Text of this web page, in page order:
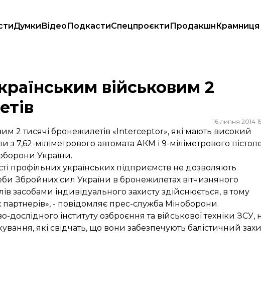
ДумкиВідеоПодкастиСпецпроєктиПродакшнКрамниця
військовим 2
16 липня 2014
2 тисячі бронежилетів «Interceptor», які мають високий
з 7,62-міліметрового автомата АКМ і 9-міліметрового
України.
профільних українських підприємств не дозволяють
Збройних сил України в бронежилетах вітчизняного
засобами індивідуального захисту здійснюється, в тому
- повідомляє прес-служба Міноборони.
інституту озброєння та військової техніки ЗСУ,
які свідчать, що вони забезпечують балістичний